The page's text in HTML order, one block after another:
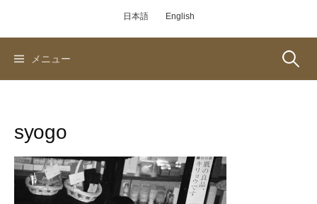
日本語 English
メニュー 検
syogo